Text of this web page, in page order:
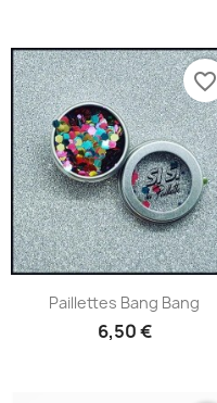
Paillettes Bang Bang
6,50 €
favorite_border